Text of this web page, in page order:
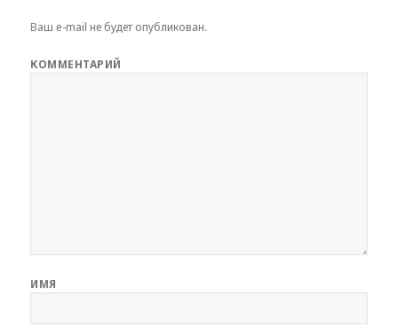
Ваш e-mail не будет опубликован.
КОММЕНТАРИЙ
ИМЯ